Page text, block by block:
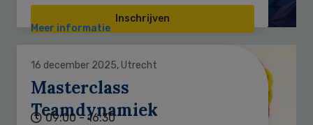
Inschrijven
Meer informatie
16 december 2025, Utrecht
Masterclass
Teamdynamiek
09:00 - 16:30